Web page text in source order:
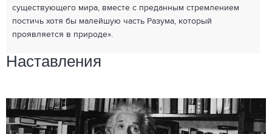
существующего мира, вместе с преданным стремлением
постичь хотя бы малейшую часть Разума, который
проявляется в природе».
Наставления